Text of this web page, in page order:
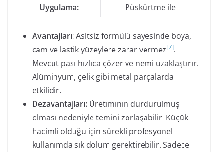
Uygulama:
Püskürtme ile
Avantajları:Asitsiz formülü sayesinde boya,
cam ve lastik yüzeylere zarar vermez[7].
Mevcut pası hızlıca çözer ve nemi uzaklaştırır.
Alüminyum, çelik gibi metal parçalarda
etkilidir.
Dezavantajları: Üretiminin durdurulmuş
olması nedeniyle temini zorlaşabilir. Küçük
hacimli olduğu için sürekli profesyonel
kullanımda sık dolum gerektirebilir. Sadece